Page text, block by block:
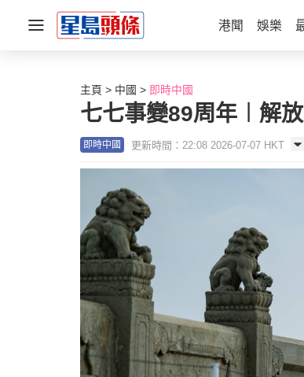
港聞 娛樂
主頁 中國 即時中國
七七事變89周年︱解
即時中國 更新時間：22:08 2026-07-07 HKT